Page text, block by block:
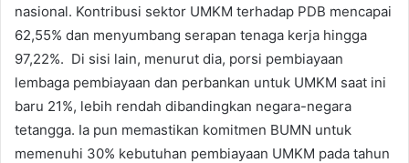
nasional. Kontribusi sektor UMKM terhadap PDB mencapai
62,55% dan menyumbang serapan tenaga kerja hingga
97,22%. Di sisi lain, menurut dia, porsi pembiayaan
lembaga pembiayaan dan perbankan untuk UMKM saat ini
baru 21%, lebih rendah dibandingkan negara-negara
tetangga. Ia pun memastikan komitmen BUMN untuk
memenuhi 30% kebutuhan pembiayaan UMKM pada tahun